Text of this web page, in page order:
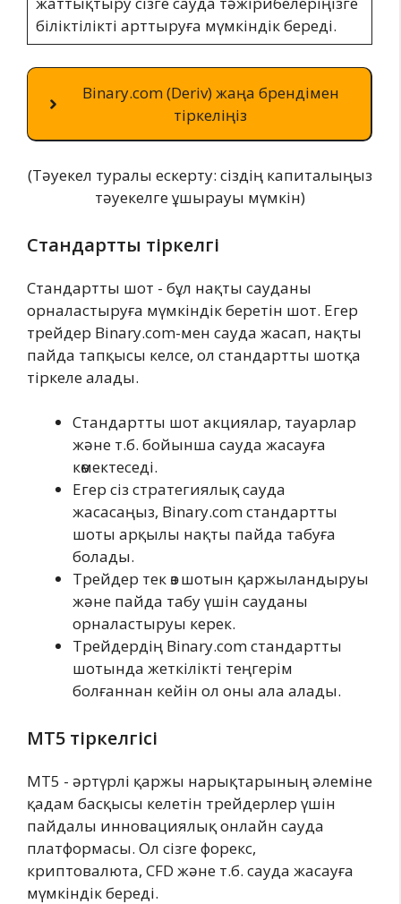
біліктілікті арттыруға мүмкіндік береді.
Binary.com (Deriv) жаңа брендімен
тіркеліңіз
(Тәуекел туралы ескерту: сіздің капиталыңыз
тәуекелге ұшырауы мүмкін)
Стандартты тіркелгі
Стандартты шот - бұл нақты сауданы
орналастыруға мүмкіндік беретін шот. Егер
трейдер Binary.com-мен сауда жасап, нақты
пайда тапқысы келсе, ол стандартты шотқа
тіркеле алады.
Стандартты шот акциялар, тауарлар
және т.б. бойынша сауда жасауға
көмектеседі.
Егер сіз стратегиялық сауда
жасасаңыз, Binary.com стандартты
шоты арқылы нақты пайда табуға
болады.
Трейдер тек өз шотын қаржыландыруы
және пайда табу үшін сауданы
орналастыруы керек.
Трейдердің Binary.com стандартты
шотында жеткілікті теңгерім
болғаннан кейін ол оны ала алады.
MT5 тіркелгісі
MT5 - әртүрлі қаржы нарықтарының әлеміне
қадам басқысы келетін трейдерлер үшін
пайдалы инновациялық онлайн сауда
платформасы. Ол сізге форекс,
криптовалюта, CFD және т.б. сауда жасауға
мүмкіндік береді.